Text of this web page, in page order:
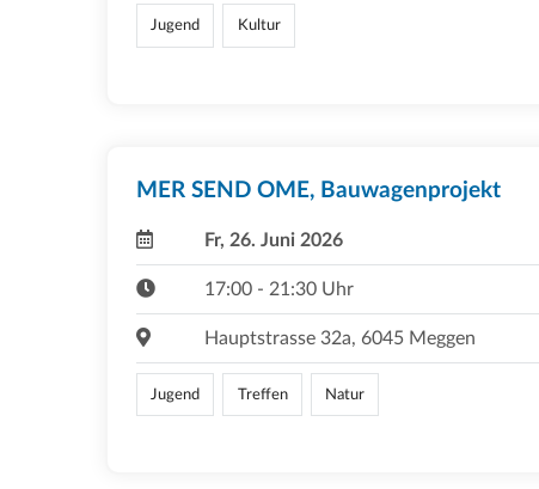
Jugend Kultur
MER SEND OME, Bauwagenprojekt
Fr, 26. Juni 2026
17:00 - 21:30 Uhr
Hauptstrasse 32a, 6045 Meggen
Jugend Treffen Natur